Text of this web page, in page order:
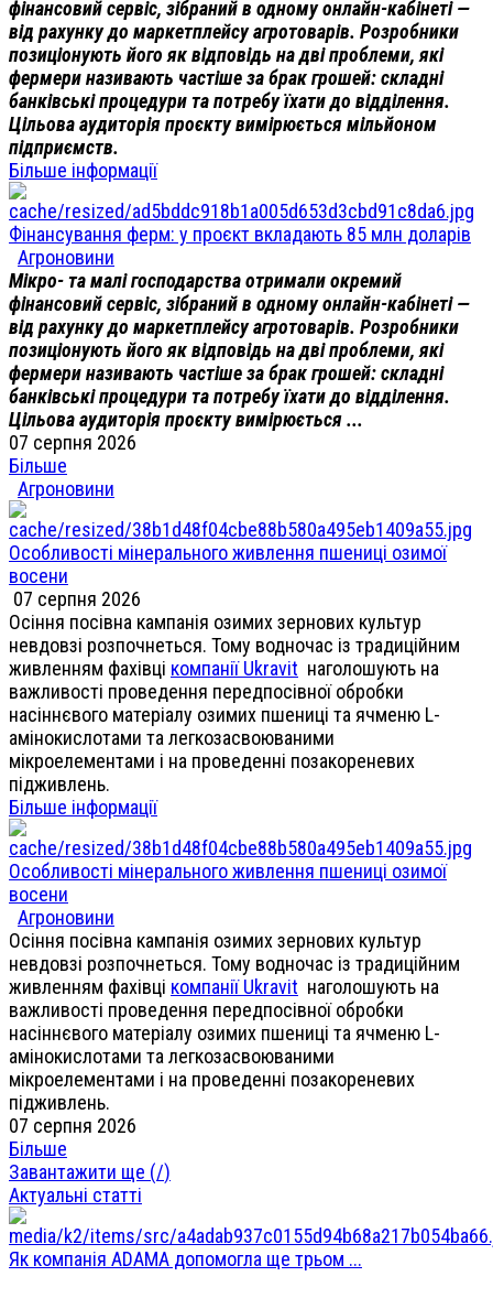
фінансовий сервіс, зібраний в одному онлайн-кабінеті —
від рахунку до маркетплейсу агротоварів. Розробники
позиціонують його як відповідь на дві проблеми, які
фермери називають частіше за брак грошей: складні
банківські процедури та потребу їхати до відділення.
Цільова аудиторія проєкту вимірюється мільйоном
підприємств.
Більше інформації
Фінансування ферм: у проєкт вкладають 85 млн доларів
Агроновини
Мікро- та малі господарства отримали окремий
фінансовий сервіс, зібраний в одному онлайн-кабінеті —
від рахунку до маркетплейсу агротоварів. Розробники
позиціонують його як відповідь на дві проблеми, які
фермери називають частіше за брак грошей: складні
банківські процедури та потребу їхати до відділення.
Цільова аудиторія проєкту вимірюється ...
07 серпня 2026
Більше
Агроновини
Особливості мінерального живлення пшениці озимої
восени
07 серпня 2026
Осіння посівна кампанія озимих зернових культур
невдовзі розпочнеться. Тому водночас із традиційним
живленням фахівці компанії Ukravit наголошують на
важливості проведення передпосівної обробки
насіннєвого матеріалу озимих пшениці та ячменю L-
амінокислотами та легкозасвоюваними
мікроелементами і на проведенні позакореневих
підживлень.
Більше інформації
Особливості мінерального живлення пшениці озимої
восени
Агроновини
Осіння посівна кампанія озимих зернових культур
невдовзі розпочнеться. Тому водночас із традиційним
живленням фахівці компанії Ukravit наголошують на
важливості проведення передпосівної обробки
насіннєвого матеріалу озимих пшениці та ячменю L-
амінокислотами та легкозасвоюваними
мікроелементами і на проведенні позакореневих
підживлень.
07 серпня 2026
Більше
Завантажити ще (/)
Актуальні статті
Як компанія ADAMA допомогла ще трьом ...